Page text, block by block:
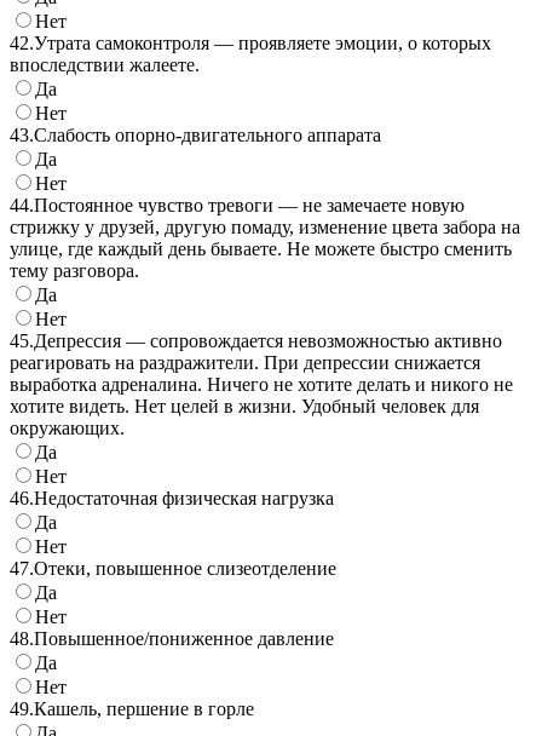
Нет
42.Утрата самоконтроля — проявляете эмоции, о которых
впоследствии жалеете.
Да
Нет
43.Слабость опорно-двигательного аппарата
Да
Нет
44.Постоянное чувство тревоги — не замечаете новую
стрижку у друзей, другую помаду, изменение цвета забора на
улице, где каждый день бываете. Не можете быстро сменить
тему разговора.
Да
Нет
45.Депрессия — сопровождается невозможностью активно
реагировать на раздражители. При депрессии снижается
выработка адреналина. Ничего не хотите делать и никого не
хотите видеть. Нет целей в жизни. Удобный человек для
окружающих.
Да
Нет
46.Недостаточная физическая нагрузка
Да
Нет
47.Отеки, повышенное слизеотделение
Да
Нет
48.Повышенное/пониженное давление
Да
Нет
49.Кашель, першение в горле